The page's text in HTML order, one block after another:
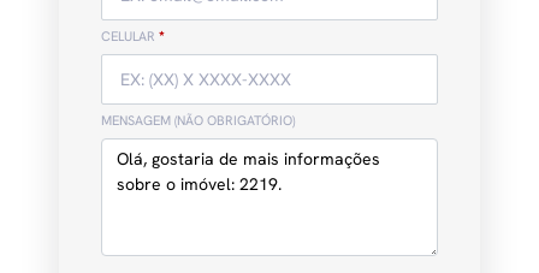
CELULAR *
MENSAGEM (NÃO OBRIGATÓRIO)